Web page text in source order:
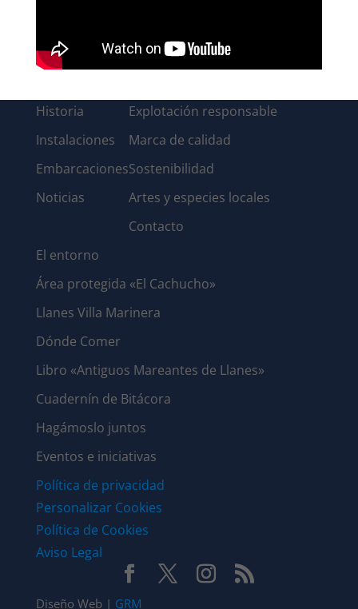
Historia
Instalaciones
Embarcaciones
Noticias
Explotación responsable
Marca de calidad
Sostenibilidad
Artes y especies locales
Contacto
El entorno
Área protegida «El Cachucho»
Llanes Villa Marinera
Dónde Comer
Libro «Antiguos Mareantes de Llanes»
Cuadernín de Bitácora
Hagámoslo juntos
Eventos e iniciativas
Política de privacidad
Personalizar Cookies
Política de Cookies
Aviso Legal
Diseño Web | GRM